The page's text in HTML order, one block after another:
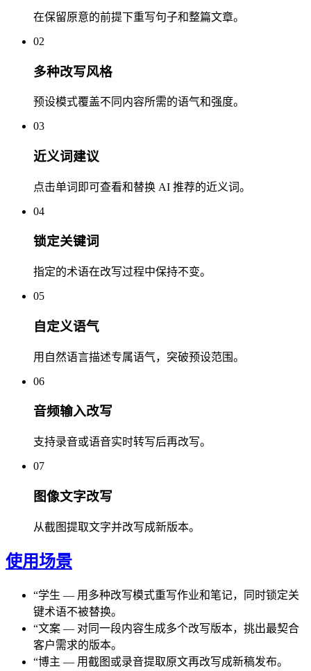
在保留原意的前提下重写句子和整篇文章。
02
多种改写风格
预设模式覆盖不同内容所需的语气和强度。
03
近义词建议
点击单词即可查看和替换 AI 推荐的近义词。
04
锁定关键词
指定的术语在改写过程中保持不变。
05
自定义语气
用自然语言描述专属语气，突破预设范围。
06
音频输入改写
支持录音或语音实时转写后再改写。
07
图像文字改写
从截图提取文字并改写成新版本。
使用场景
“学生 — 用多种改写模式重写作业和笔记，同时锁定关
键术语不被替换。
“文案 — 对同一段内容生成多个改写版本，挑出最契合
客户需求的版本。
“博主 — 用截图或录音提取原文再改写成新稿发布。